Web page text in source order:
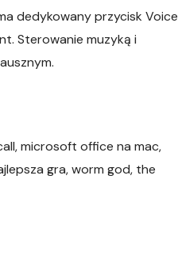
dedykowany przycisk Voice
Sterowanie muzyką i
microsoft office na mac,
gra, worm god, the